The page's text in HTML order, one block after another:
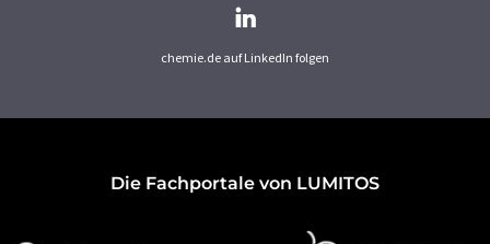
chemie.de auf LinkedIn folgen
Die Fachportale von LUMITOS